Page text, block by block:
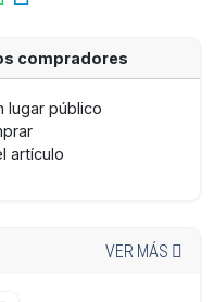
compradores
lugar público
artículo
VER MÁS